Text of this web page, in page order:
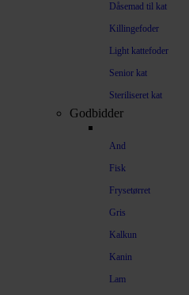
Dåsemad til kat
Killingefoder
Light kattefoder
Senior kat
Steriliseret kat
Godbidder
And
Fisk
Frysetørret
Gris
Kalkun
Kanin
Lam